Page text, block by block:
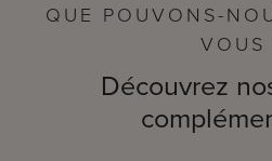
QUE POUVONS-
VOUS
Découvrez